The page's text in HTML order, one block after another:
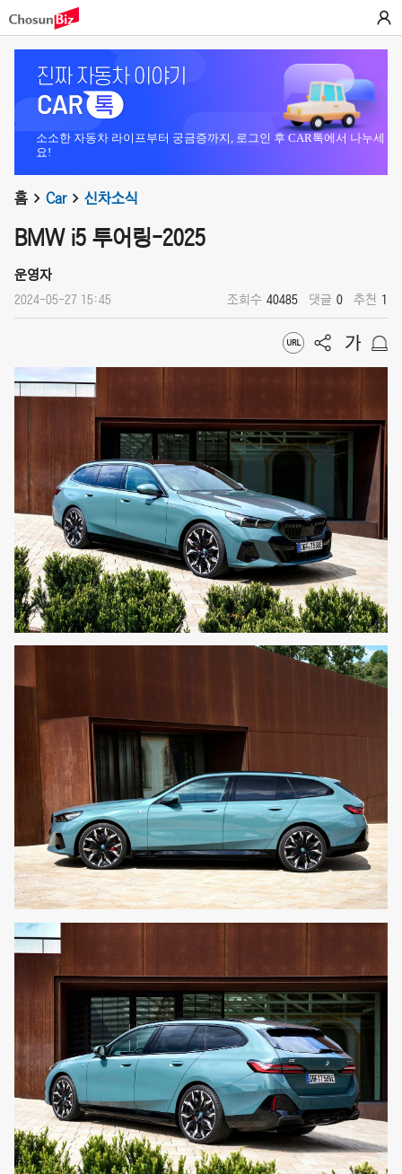
소소한 자동차 라이프부터 궁금증까지, 로그인 후 CAR톡에서 나누세
요!
홈 Car 신차소식
BMW i5 투어링-2025
운영자
2024-05-27 15:45 조회수 40485 댓글 0 추천 1